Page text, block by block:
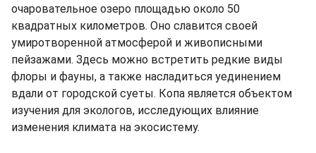
очаровательное озеро площадью около 50
квадратных километров. Оно славится своей
умиротворенной атмосферой и живописными
пейзажами. Здесь можно встретить редкие виды
флоры и фауны, а также насладиться уединением
вдали от городской суеты. Копа является объектом
изучения для экологов, исследующих влияние
изменения климата на экосистему.